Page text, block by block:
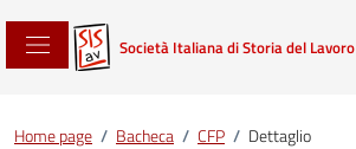
Società Italiana di Storia del Lavoro
Home page / Bacheca / CFP / Dettaglio